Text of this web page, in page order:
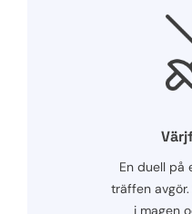
En duell på
träffen
i magen